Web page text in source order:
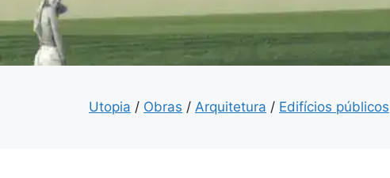
Utopia / Obras / Arquitetura / Edifícios públicos